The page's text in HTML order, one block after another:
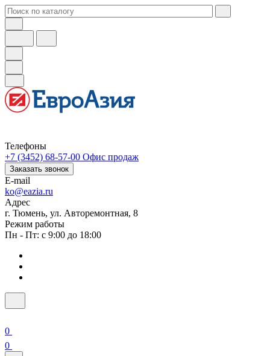
Телефоны
+7 (3452) 68-57-00 Офис продаж
Заказать звонок
E-mail
ko@eazia.ru
Адрес
г. Тюмень, ул. Авторемонтная, 8
Режим работы
Пн - Пт: с 9:00 до 18:00
0
0